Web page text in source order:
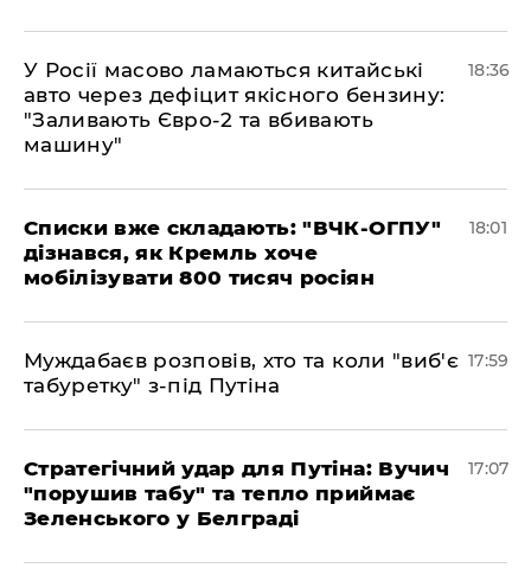
У Росії масово ламаються китайські
авто через дефіцит якісного бензину:
"Заливають Євро-2 та вбивають
машину"
18:36
Списки вже складають: "ВЧК-ОГПУ"
дізнався, як Кремль хоче
мобілізувати 800 тисяч росіян
18:01
Муждабаєв розповів, хто та коли "виб'є
табуретку" з-під Путіна
17:59
Стратегічний удар для Путіна: Вучич
"порушив табу" та тепло приймає
Зеленського у Белграді
17:07